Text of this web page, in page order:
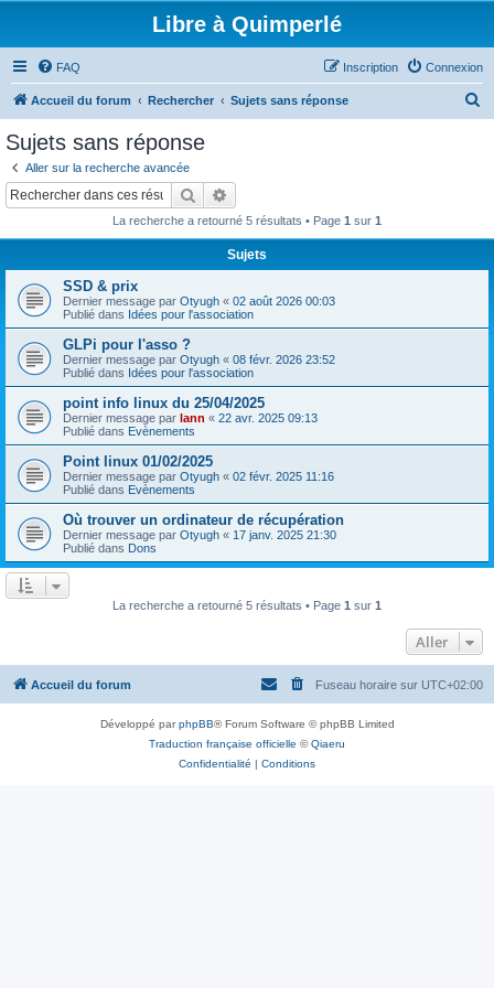
Libre à Quimperlé
FAQ Connexion
Inscription
Accueil du forum Rechercher Sujets sans réponse
Sujets sans réponse
Aller sur la recherche avancée
Rechercher
La recherche a retourné 5 résultats • Page 1 sur 1
Sujets
SSD & prix
Dernier message par Otyugh « 02 août 2026 00:03
Publié dans Idées pour l'association
GLPi pour l'asso ?
Dernier message par Otyugh « 08 févr. 2026 23:52
Publié dans Idées pour l'association
point info linux du 25/04/2025
Dernier message par lann « 22 avr. 2025 09:13
Publié dans Evènements
Point linux 01/02/2025
Dernier message par Otyugh « 02 févr. 2025 11:16
Publié dans Evènements
Où trouver un ordinateur de récupération
Dernier message par Otyugh « 17 janv. 2025 21:30
Publié dans Dons
La recherche a retourné 5 résultats • Page 1 sur 1
Aller
Accueil du forum Fuseau horaire sur UTC+02:00
Développé parphpBB® Forum Software © phpBB Limited
Traduction française officielle ©Qiaeru
Confidentialité | Conditions